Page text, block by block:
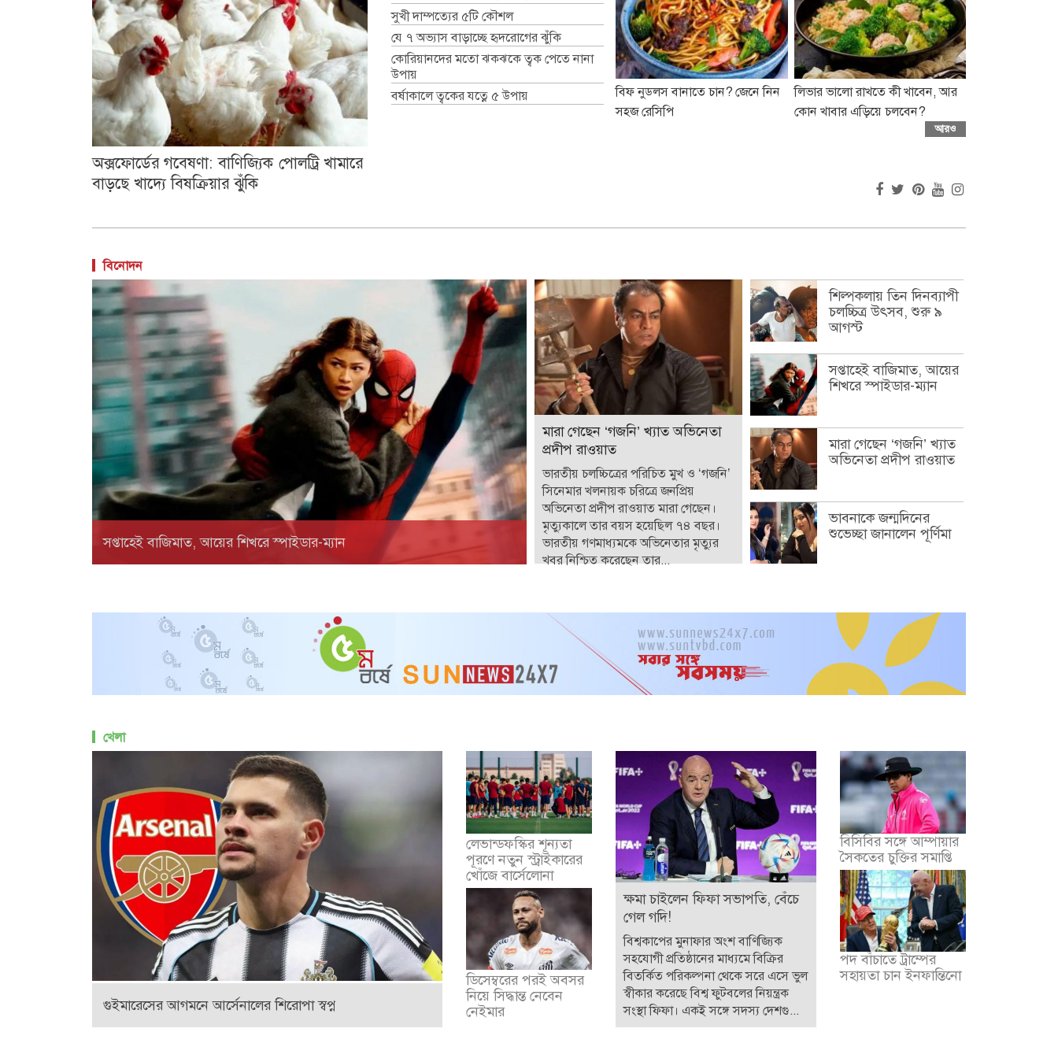
অক্সফোর্ডের গবেষণা: বাণিজ্যিক পোলট্রি খামারে
বাড়ছে খাদ্যে বিষক্রিয়ার ঝুঁকি
সুখী দাম্পত্যের ৫টি কৌশল
যে ৭ অভ্যাস বাড়াচ্ছে হৃদরোগের ঝুঁকি
কোরিয়ানদের মতো ঝকঝকে ত্বক পেতে নানা
উপায়
বর্ষাকালে ত্বকের যত্নে ৫ উপায়
বিফ নুডলস বানাতে চান? জেনে নিন
সহজ রেসিপি
লিভার ভালো রাখতে কী খাবেন, আর
কোন খাবার এড়িয়ে চলবেন?
আরও
বিনোদন
সপ্তাহেই বাজিমাত, আয়ের শিখরে স্পাইডার-ম্যান
মারা গেছেন ‘গজনি’ খ্যাত অভিনেতা
প্রদীপ রাওয়াত
ভারতীয় চলচ্চিত্রের পরিচিত মুখ ও ‘গজনি’
সিনেমার খলনায়ক চরিত্রে জনপ্রিয়
অভিনেতা প্রদীপ রাওয়াত মারা গেছেন।
মৃত্যুকালে তার বয়স হয়েছিল ৭৪ বছর।
ভারতীয় গণমাধ্যমকে অভিনেতার মৃত্যুর
খবর নিশ্চিত করেছেন তার...
শিল্পকলায় তিন দিনব্যাপী
চলচ্চিত্র উৎসব, শুরু ৯
আগস্ট
সপ্তাহেই বাজিমাত, আয়ের
শিখরে স্পাইডার-ম্যান
মারা গেছেন ‘গজনি’ খ্যাত
অভিনেতা প্রদীপ রাওয়াত
ভাবনাকে জন্মদিনের
শুভেচ্ছা জানালেন পূর্ণিমা
খেলা
গুইমারেসের আগমনে আর্সেনালের শিরোপা স্বপ্ন
লেভান্ডফস্কির শূন্যতা
পূরণে নতুন স্ট্রাইকারের
খোঁজে বার্সেলোনা
ডিসেম্বরের পরই অবসর
নিয়ে সিদ্ধান্ত নেবেন
নেইমার
ক্ষমা চাইলেন ফিফা সভাপতি, বেঁচে
গেল গদি!
বিশ্বকাপের মুনাফার অংশ বাণিজ্যিক
সহযোগী প্রতিষ্ঠানের মাধ্যমে বিক্রির
বিতর্কিত পরিকল্পনা থেকে সরে এসে ভুল
স্বীকার করেছে বিশ্ব ফুটবলের নিয়ন্ত্রক
সংস্থা ফিফা। একই সঙ্গে সদস্য দেশগু...
বিসিবির সঙ্গে আম্পায়ার
সৈকতের চুক্তির সমাপ্তি
পদ বাঁচাতে ট্রাম্পের
সহায়তা চান ইনফান্তিনো